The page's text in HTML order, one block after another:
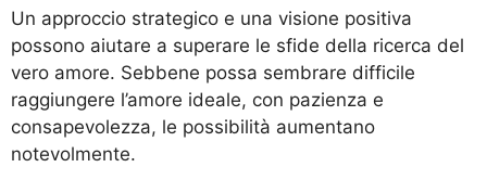
Un approccio strategico e una visione positiva
possono aiutare a superare le sfide della ricerca del
vero amore. Sebbene possa sembrare difficile
raggiungere l’amore ideale, con pazienza e
consapevolezza, le possibilità aumentano
notevolmente.